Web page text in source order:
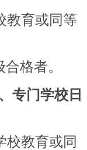
教育或同等
格者。
专门学校日
校教育或同